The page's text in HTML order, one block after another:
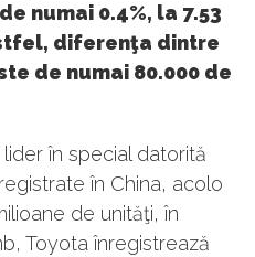
numai 0.4%, la 7.53
diferenţa dintre
de numai 80.000 de
în special datorită
în China, acolo
de unităţi, în
Toyota înregistrează